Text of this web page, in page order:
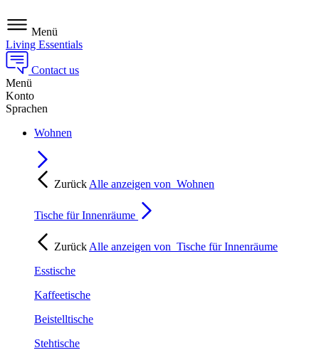
Menü
Living Essentials
Contact us
Menü
Konto
Sprachen
Wohnen
Zurück Alle anzeigen von Wohnen
Tische für Innenräume
Zurück Alle anzeigen von Tische für Innenräume
Esstische
Kaffeetische
Beistelltische
Stehtische